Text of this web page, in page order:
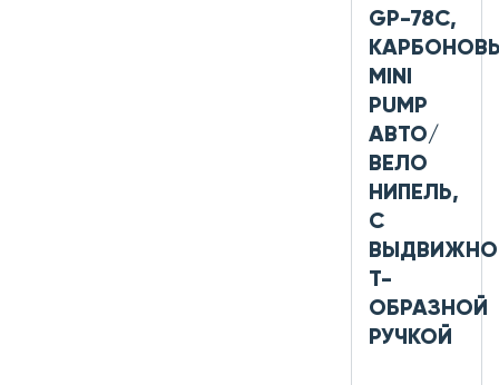
GP-78C,
MINI
PUMP
АВТО/
ВЕЛО
НИПЕЛЬ,
С
Т-
ОБРАЗНОЙ
РУЧКОЙ